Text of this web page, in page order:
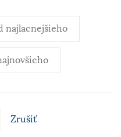
najlacnejšieho
Zrušiť